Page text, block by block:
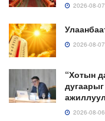
2026-08-07
2026-08-07
“Хотын
2026-08-06